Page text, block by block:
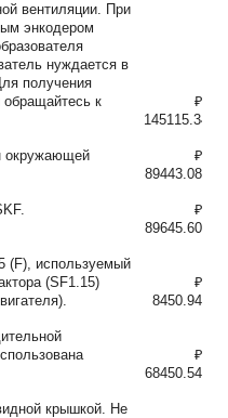
вентиляции. При
энкодером
нуждается в
получения
к
₽
145115.34
окружающей
₽
89443.08
₽
89645.60
(F), используемый
(SF1.15)
₽
8450.94
₽
68450.54
крышкой. Не